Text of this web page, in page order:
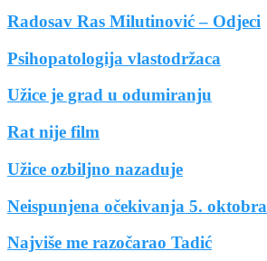
Radosav Ras Milutinović – Odjeci
Psihopatologija vlastodržaca
Užice je grad u odumiranju
Rat nije film
Užice ozbiljno nazaduje
Neispunjena očekivanja 5. oktobra
Najviše me razočarao Tadić